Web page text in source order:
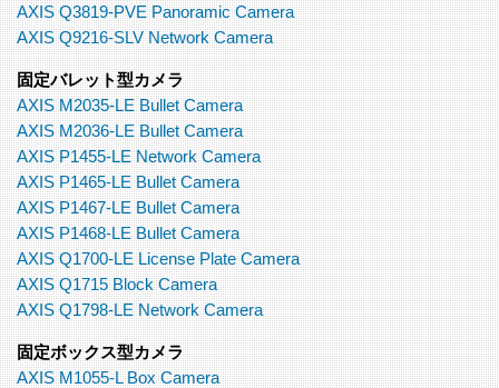
AXIS Q3819-PVE Panoramic Camera
AXIS Q9216-SLV Network Camera
固定バレット型カメラ
AXIS M2035-LE Bullet Camera
AXIS M2036-LE Bullet Camera
AXIS P1455-LE Network Camera
AXIS P1465-LE Bullet Camera
AXIS P1467-LE Bullet Camera
AXIS P1468-LE Bullet Camera
AXIS Q1700-LE License Plate Camera
AXIS Q1715 Block Camera
AXIS Q1798-LE Network Camera
固定ボックス型カメラ
AXIS M1055-L Box Camera